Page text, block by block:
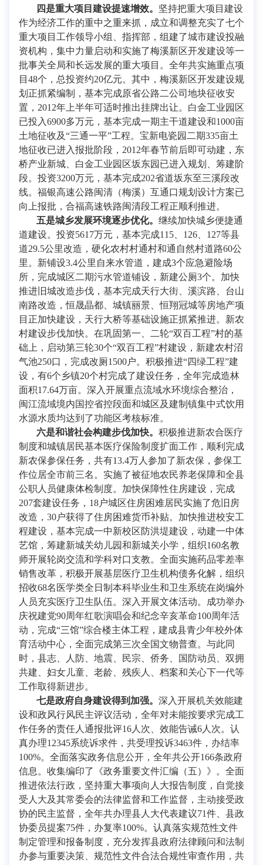
四是重大项目建设提速增效。 坚持把重大项目建设
作为经济工作的重中之重来抓，成立和调整充实了七个
重大项目工作领导小组、指挥部，组建了城市建设投融
资机构，集中力量启动和实施了梅溪新区开发建设等一
批事关全局和长远发展的重大项目。全年共实施重点项
目48个，总投资约20亿元。其中，梅溪新区开发建设规
划正抓紧编制，基本完成原省公路二公司地块征收安
置，2012年上半年可适时推出挂牌出让。白金工业园区
已投入6900多万元，基本完成一期主干道建设和1000亩
土地征收及“三通一平”工程。宝新电瓷园二期335亩土
地征收已进入报批阶段，2012年春节前后即可动建，东
桥产业新城、白金工业园区坂东园已进入规划、筹建阶
段。投资3200万元，基本完成202省道坂东至三溪段改
线。福银高速公路闽清（梅溪）互通口规划设计方案已
向上报批，合福高速铁路闽清段工程正顺利推进。
五是城乡发展环境逐步优化。 继续加快城乡便捷通
道建设。投资5617万元，基本完成115、126、127等县
道29.5公里改造，硬化农村村通村和通自然村道路60公
里。新铺设3.4公里自来水管道，建成3个应急避险场
所，完成城区二期污水管道铺设，新建公厕3个。加快
推进旧城改造步伐，基本完成天行大街、溪滨路、台山
南路改造，恒晟晶都、城镇丽景、恒翔冠城等房地产项
目正加快建设，天行大桥等基础设施正抓紧推进。新农
村建设步伐加快。在巩固第一、二轮“双百工程”村的基
础上，启动第三轮30个“双百工程”村建设，新建农村沼
气池250口，完成改厕1500户。积极推进“四绿工程”建
设，有6个乡镇20个村完成了建设任务，全年完成造林
面积17.64万亩。深入开展重点流域水环境综合整治，
闽江流域境内国控省控段面和城区及建制镇集中式饮用
水源水质均达到了功能区考核标准。
六是和谐社会构建步伐加快。 积极推进新农合医疗
制度和城镇居民基本医疗保险制度扩面工作，顺利完成
新农保参保任务，共有13.4万人参加了新农保，参保工
作位居全市前三名。实施了被征地农民养老保障和全县
公职人员健康体检制度。加快保障性住房建设，完成
207套建设任务，18户城区住房困难居民实施了危旧房
改造，30户获得了住房困难货币补贴。加快推进校安工
程建设，基本完成一中新校区防洪堤建设，动建一中体
艺馆，筹建新城关幼儿园和新城关小学，组织160名教
师开展轮岗交流和学科对口支教。全面实施药品零差率
销售改革，积极开展基层医疗卫生机构债务化解，组织
招收68名医学类全日制本科毕业生和卫生系统在岗编外
人员充实医疗卫生队伍。深入开展文体活动。成功举办
庆祝建党90周年红歌演唱会和纪念辛亥革命100周年活
动，完成“三馆”综合楼主体工程，建成县青少年校外体
育活动中心，全面完成第三次全国文物普查。与此同
时，县志、人防、地震、民宗、侨务、国防动员、双拥
共建、妇女儿童、老龄、残疾人、档案和关心下一代等
工作取得新进步。
七是政府自身建设得到加强。 深入开展机关效能建
设和政风行风民主评议活动，全年对未能按要求完成工
作任务的责任人通报批评16人次、效能告诫6人次。认
真办理12345系统诉求件，共受理投诉3463件，办结率
100%。全面落实政务信息公开，全年共公开166条政府
信息。收集编印了《政务重要文件汇编（五）》。全面
推进依法行政，坚持重大事项向人大报告制度，自觉接
受人大及其常委会的法律监督和工作监督，主动接受政
协的民主监督，全年共办理县人大代表建议71件、县政
协委员提案75件，办复率100%。认真落实规范性文件
制定管理和报备制度，充分发挥县政府法律顾问和法制
办参与重要决策、规范性文件合法合规性审查作用，共